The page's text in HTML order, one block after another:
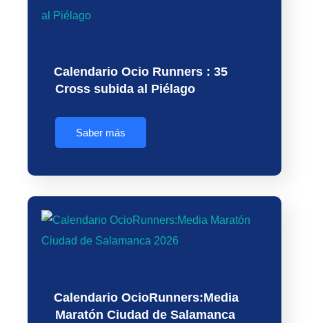
Calendario Ocio Runners : 35
Cross subida al Piélago
Saber más
Calendario OcioRunners:Media
Maratón Ciudad de Salamanca